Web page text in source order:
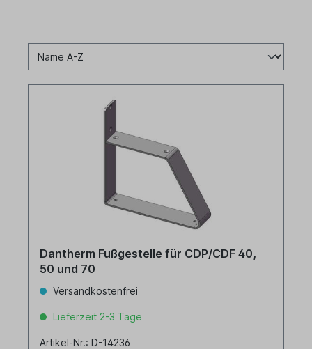
Dantherm Fußgestelle für CDP/CDF 40,
50 und 70
Versandkostenfrei
Lieferzeit 2-3 Tage
Artikel-Nr.: D-14236